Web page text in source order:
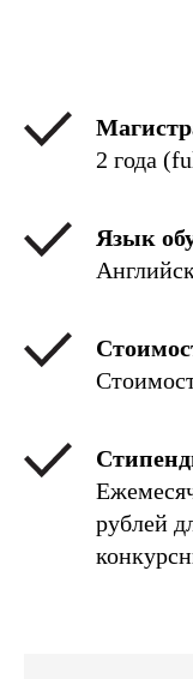
2 года
Язык
рублей